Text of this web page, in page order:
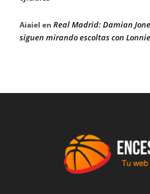
Aiaiel en Real Madrid: Damian
siguen mirando escoltas con